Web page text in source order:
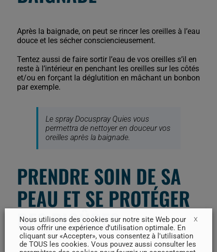
Après la baignade, on peut se rincer les oreilles à l’eau
douce et les sécher consciencieusement.
Tentez aussi de faire sortir l’eau de vos oreilles s’il en
reste à l’intérieur en penchant les oreilles sur les côtés
et/ou en forçant la déglutition en mâchant un bonbon
par exemple.
Le spray Docuspray Quies vous
permettra de nettoyer en douceur vos
oreilles après la baignade.
PRENDRE SOIN DE SA
PEAU ET SE PROTÉGER
DES PIQÛRES X
Nous utilisons des cookies sur notre site Web pour
vous offrir une expérience d'utilisation optimale. En
cliquant sur «Accepter», vous consentez à l'utilisation
de TOUS les cookies. Vous pouvez aussi consulter les